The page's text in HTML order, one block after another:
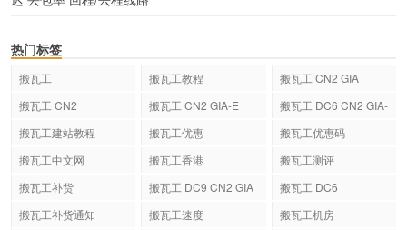
热门标签
搬瓦工 搬瓦工教程
搬瓦工 CN2 GIA
搬瓦工 CN2
搬瓦工 CN2 GIA-E
搬瓦工 DC6 CN2 GIA-
搬瓦工建站教程 搬瓦工优惠
搬瓦工优惠码
搬瓦工中文网
搬瓦工香港
搬瓦工测评
搬瓦工补货
搬瓦工 DC9 CN2 GIA
搬瓦工 DC6
搬瓦工补货通知
搬瓦工速度 搬瓦工机房